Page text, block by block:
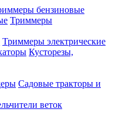
бензиновые
Триммеры
Триммеры электрические
Кусторезы,
Садовые тракторы и
веток